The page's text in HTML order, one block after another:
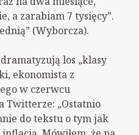
a zarabiam 7 tysięcy”.
(Wyborcza).
los „klasy
ekonomista z
w czerwcu
Twitterze: „Ostatnio
do tekstu o tym jak